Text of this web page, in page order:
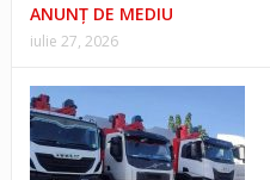
ANUNŢ DE MEDIU
iulie 27, 2026